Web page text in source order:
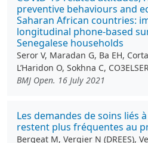
preventive behaviours and
Saharan African countries:
longitudinal phone-based
Senegalese households
Seror V, Maradan G, Ba EH,
L’Haridon O, Sokhna C,
BMJ Open. 16 July 2021
Les demandes de soins liés
restent plus fréquentes au
Bergeat M, Vergier N (DREES),